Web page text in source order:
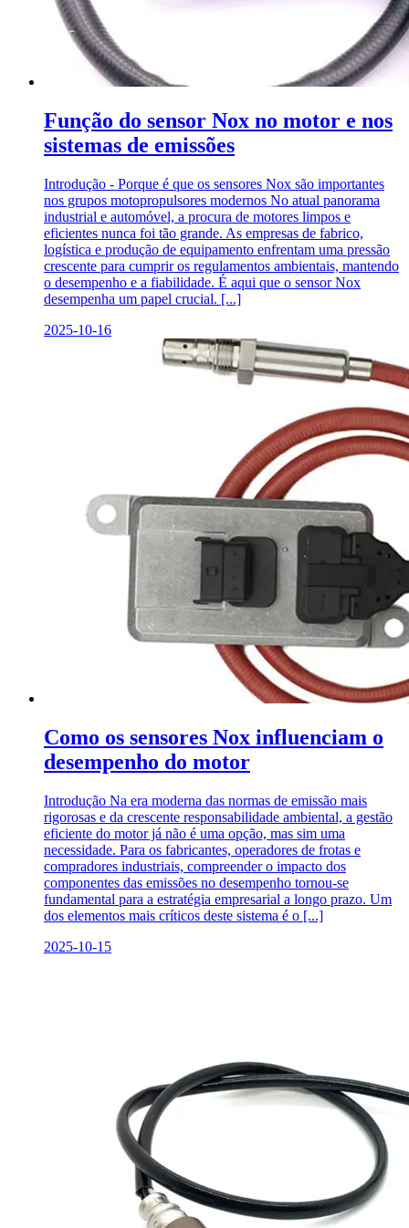
Função do sensor Nox no motor e nos
sistemas de emissões
Introdução - Porque é que os sensores Nox são importantes
nos grupos motopropulsores modernos No atual panorama
industrial e automóvel, a procura de motores limpos e
eficientes nunca foi tão grande. As empresas de fabrico,
logística e produção de equipamento enfrentam uma pressão
crescente para cumprir os regulamentos ambientais, mantendo
o desempenho e a fiabilidade. É aqui que o sensor Nox
desempenha um papel crucial. [...]
2025-10-16
Como os sensores Nox influenciam o
desempenho do motor
Introdução Na era moderna das normas de emissão mais
rigorosas e da crescente responsabilidade ambiental, a gestão
eficiente do motor já não é uma opção, mas sim uma
necessidade. Para os fabricantes, operadores de frotas e
compradores industriais, compreender o impacto dos
componentes das emissões no desempenho tornou-se
fundamental para a estratégia empresarial a longo prazo. Um
dos elementos mais críticos deste sistema é o [...]
2025-10-15